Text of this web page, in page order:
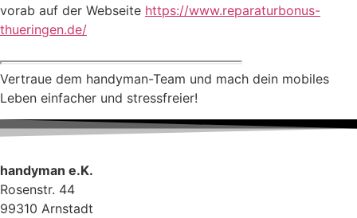
vorab auf der Webseite https://www.reparaturbonus-
thueringen.de/
Vertraue dem handyman-Team und mach dein mobiles
Leben einfacher und stressfreier!
handyman e.K.
Rosenstr. 44
99310 Arnstadt